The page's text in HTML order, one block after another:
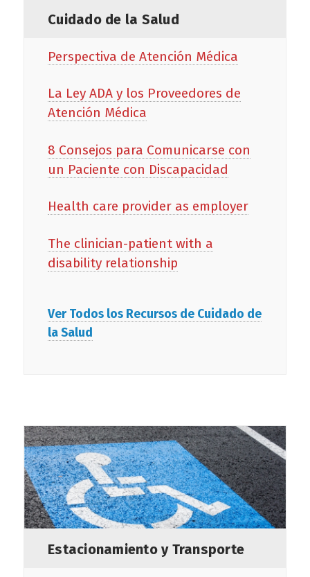
Cuidado de la Salud
Perspectiva de Atención Médica
La Ley ADA y los Proveedores de
Atención Médica
8 Consejos para Comunicarse con
un Paciente con Discapacidad
Health care provider as employer
The clinician-patient with a
disability relationship
Ver Todos los Recursos de Cuidado de
la Salud
Estacionamiento y Transporte